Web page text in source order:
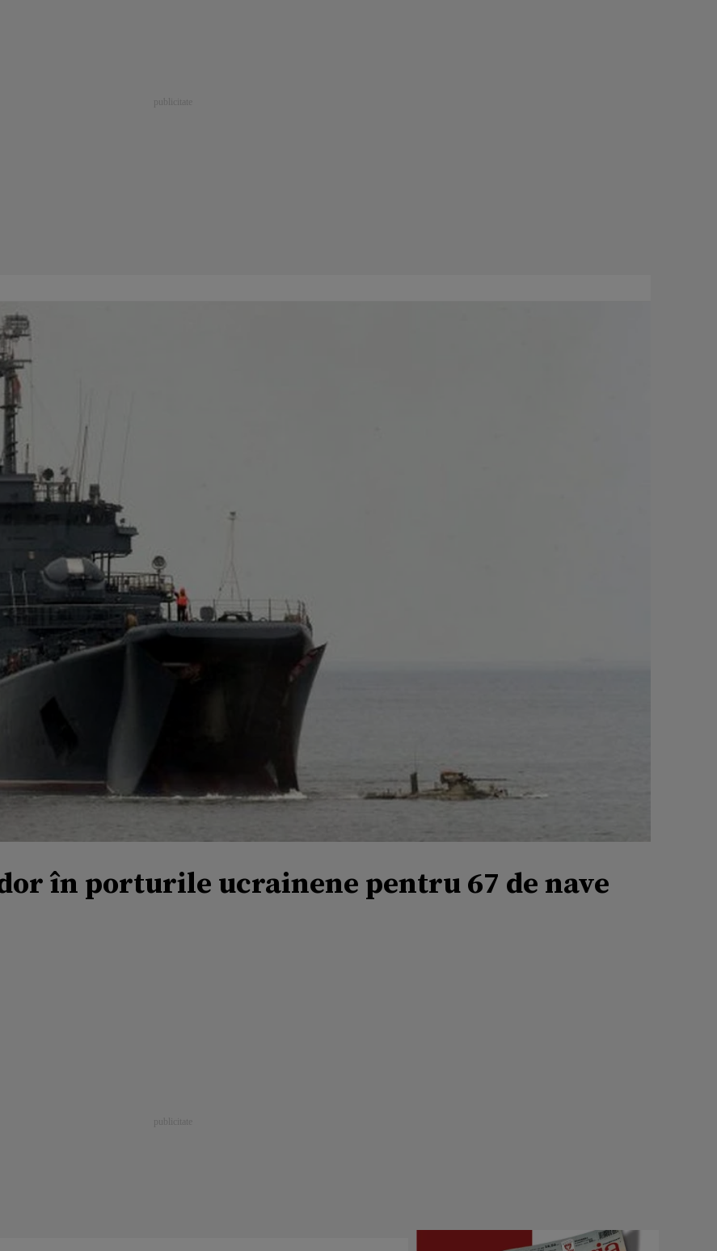
în porturile ucrainene pentru 67 de nave